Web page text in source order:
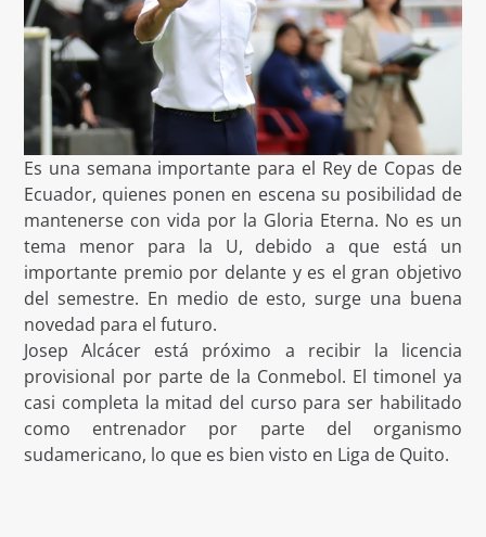
Es una semana importante para el Rey de Copas de
Ecuador, quienes ponen en escena su posibilidad de
mantenerse con vida por la Gloria Eterna. No es un
tema menor para la U, debido a que está un
importante premio por delante y es el gran objetivo
del semestre. En medio de esto, surge una buena
novedad para el futuro.
Josep Alcácer está próximo a recibir la licencia
provisional por parte de la Conmebol. El timonel ya
casi completa la mitad del curso para ser habilitado
como entrenador por parte del organismo
sudamericano, lo que es bien visto en Liga de Quito.